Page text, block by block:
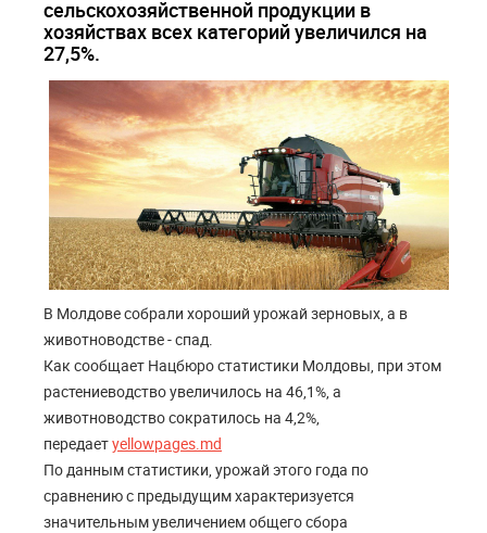
сельскохозяйственной продукции в
хозяйствах всех категорий увеличился на
27,5%.
В Молдове собрали хороший урожай зерновых, а в
животноводстве - спад.
Как сообщает Нацбюро статистики Молдовы, при этом
растениеводство увеличилось на 46,1%, а
животноводство сократилось на 4,2%,
передаетyellowpages.md
По данным статистики, урожай этого года по
сравнению с предыдущим характеризуется
значительным увеличением общего сбора